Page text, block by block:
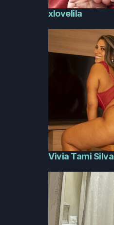
xlovelila
Vivia Tami Silva